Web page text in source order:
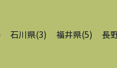
石川県(3) 福井県(5) 長